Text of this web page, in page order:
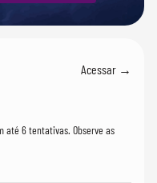
Acessar →
até 6 tentativas. Observe as